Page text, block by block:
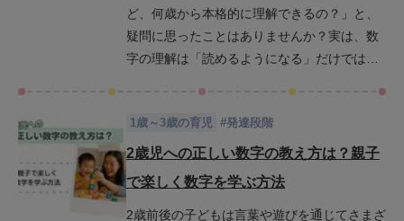
きる具体的な育児法まで丁寧に解説します。
さらに、数字にあまり興味を示さないお子さ
まへの関わり方や、数の感覚を育てる遊びと
ど、何歳から本格的に理解できるの？」と、
疑問に思ったことはありませんか？実は、数
字の理解は「読めるようになる」だけでは不
ていく力です。この記事では、1〜6歳までの
発達段階に応じた「数字理解の目安」と、家
く紹介します。遊びながら自然に学べるヒン
トが満載なので、初めての数字教育に迷って
1歳～3歳の育児 #発達段階
2歳児への正しい数字の教え方は？親子
で楽しく数字を学ぶ方法
2歳前後の子どもは言葉や遊びを通じてさまざ